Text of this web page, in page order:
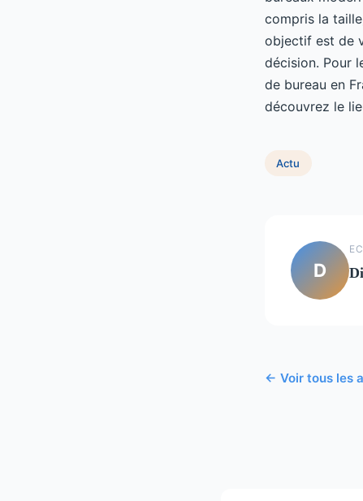
compris la
objectif est de
décision. Pour
de bureau en
découvrez le
Actu
D
← Voir tous les